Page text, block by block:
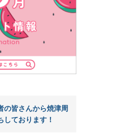
の皆さんから焼津周
しております！